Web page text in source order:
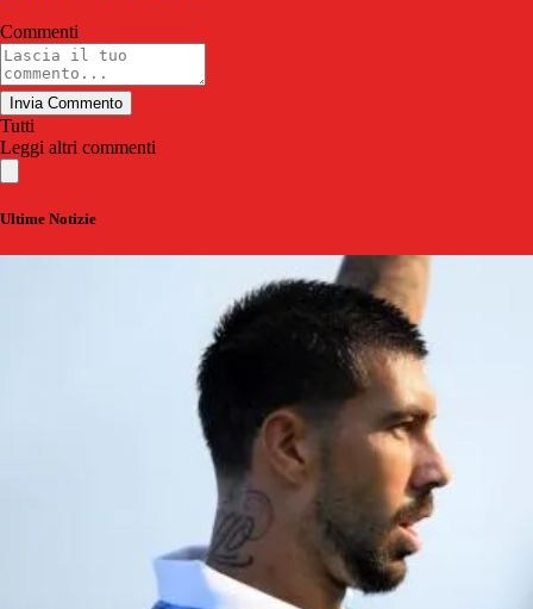
Commenti
Invia Commento
Tutti
Leggi altri commenti
Ultime Notizie